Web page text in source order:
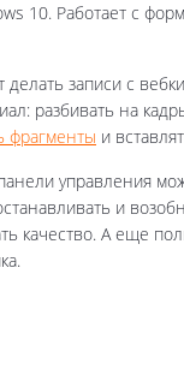
10. Работает с
делать записи с
разбивать на
фрагменты и
управления
и
качество. А еще